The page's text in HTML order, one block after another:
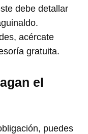
debe detallar
acércate
gratuita.
el
puedes